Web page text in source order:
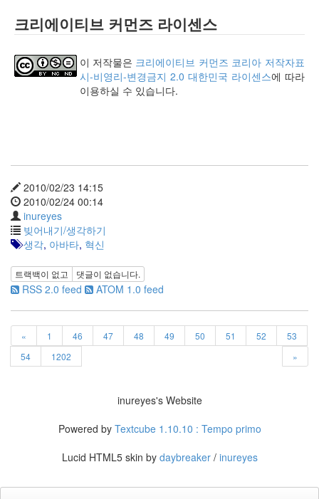
크리에이티브 커먼즈 라이센스
이 저작물은 크리에이티브 커먼즈 코리아 저작자표
시-비영리-변경금지 2.0 대한민국 라이센스에 따라
이용하실 수 있습니다.
2010/02/23 14:15
2010/02/24 00:14
inureyes
빚어내기/생각하기
생각, 아바타, 혁신
트랙백이 없고 댓글이 없습니다.
RSS 2.0 feed ATOM 1.0 feed
« 1 46 47 48 49 50 51 52
53
54
1202 »
우
뉴
기
술,
심
사
블
로
그
정
비
병
치
우
8
playground
inureyes's Website
Powered by Textcube 1.10.10 : Tempo primo
Lucid HTML5 skin by daybreaker/ inureyes